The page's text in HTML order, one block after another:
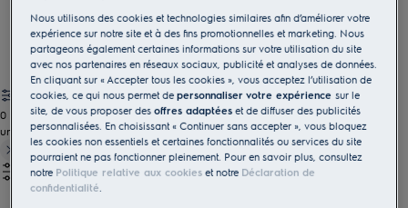
même dans les coins cuisine les plus petits.
0
undefined
Nous utilisons des cookies et technologies similaires afin d’améliorer votre
expérience sur notre site et à des fins promotionnelles et marketing. Nous
partageons également certaines informations sur votre utilisation du site
avec nos partenaires en réseaux sociaux, publicité et analyses de données.
En cliquant sur « Accepter tous les cookies », vous acceptez l’utilisation de
cookies, ce qui nous permet depersonnaliser votre expériencesur le
site, de vous proposer desoffres adaptées et de diffuser des publicités
personnalisées. En choisissant « Continuer sans accepter », vous bloquez
les cookies non essentiels et certaines fonctionnalités ou services du site
pourraient ne pas fonctionner pleinement. Pour en savoir plus, consultez
notre Politique relative aux cookies et notre Déclaration de
confidentialité.